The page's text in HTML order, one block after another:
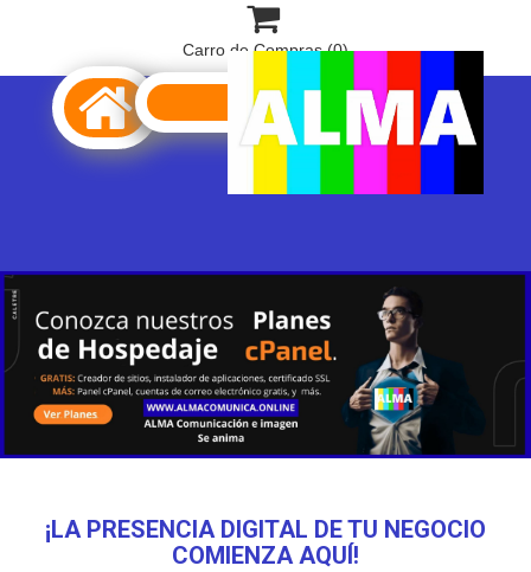

Carro de Compras (0)

¡LA PRESENCIA DIGITAL DE TU NEGOCIO
COMIENZA AQUÍ!